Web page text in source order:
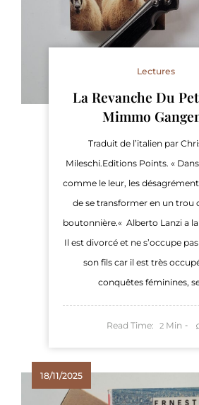
Lectures
La Revanche Du
Mimmo
Traduit de l’italien par
Mileschi.Editions Points. «
comme le leur, les
de se transformer en un trou
boutonnière.« Alberto Lanzi a
Il est divorcé et ne s’occupe
son fils car il est très
conquêtes féminines,
Read Time: 2 Min
18/11/2025